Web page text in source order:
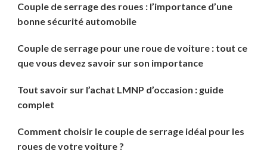
Couple de serrage des roues : l’importance d’une
bonne sécurité automobile
Couple de serrage pour une roue de voiture : tout ce
que vous devez savoir sur son importance
Tout savoir sur l’achat LMNP d’occasion : guide
complet
Comment choisir le couple de serrage idéal pour les
roues de votre voiture ?